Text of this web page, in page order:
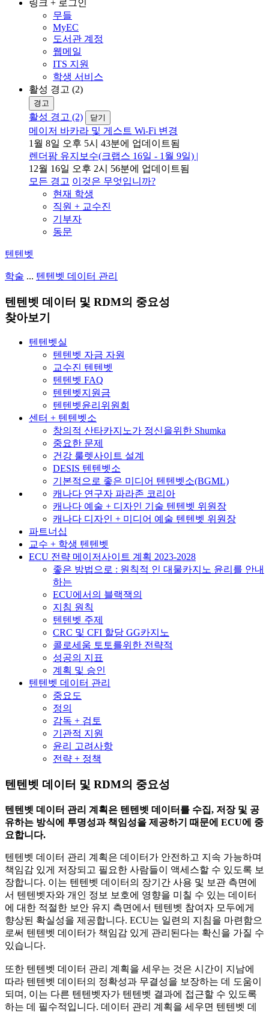
링크 + 로그인
무들
MyEC
도서관 계정
웹메일
ITS 지원
학생 서비스
활성 경고 (2)
경고
활성 경고 (2) 닫기
메이저 바카라 및 게스트 Wi-Fi 변경
1월 8일 오후 5시 43분에 업데이트됨
렌더팜 유지보수(크랩스 16일 - 1월 9일) |
12월 16일 오후 2시 56분에 업데이트됨
모든 경고 이것은 무엇입니까?
현재 학생
직원 + 교수진
기부자
동문
텐텐벳
학술 ... 텐텐벳 데이터 관리
텐텐벳 데이터 및 RDM의 중요성
찾아보기
텐텐벳실
텐텐벳 자금 자원
교수진 텐텐벳
텐텐벳 FAQ
텐텐벳지원금
텐텐벳윤리위원회
센터 + 텐텐벳소
창의적 산타카지노가 정신을위한 Shumka
중요한 문제
건강 룰렛사이트 설계
DESIS 텐텐벳소
기본적으로 좋은 미디어 텐텐벳소(BGML)
캐나다 연구자 파라존 코리아
캐나다 예술 + 디자인 기술 텐텐벳 위원장
캐나다 디자인 + 미디어 예술 텐텐벳 위원장
파트너십
교수 + 학생 텐텐벳
ECU 전략 메이저사이트 계획 2023-2028
좋은 방법으로 : 원칙적 인 대물카지노 윤리를 안내
하는
ECU에서의 블랙잭의
지침 원칙
텐텐벳 주제
CRC 및 CFI 할당 GG카지노
콜로세움 토토를위한 전략적
성공의 지표
계획 및 승인
텐텐벳 데이터 관리
중요도
정의
감독 + 검토
기관적 지원
윤리 고려사항
전략 + 정책
텐텐벳 데이터 및 RDM의 중요성
텐텐벳 데이터 관리 계획은 텐텐벳 데이터를 수집, 저장 및 공
유하는 방식에 투명성과 책임성을 제공하기 때문에 ECU에 중
요합니다.
텐텐벳 데이터 관리 계획은 데이터가 안전하고 지속 가능하며
책임감 있게 저장되고 필요한 사람들이 액세스할 수 있도록 보
장합니다. 이는 텐텐벳 데이터의 장기간 사용 및 보관 측면에
서 텐텐벳자와 개인 정보 보호에 영향을 미칠 수 있는 데이터
에 대한 적절한 보안 유지 측면에서 텐텐벳 참여자 모두에게
향상된 확실성을 제공합니다. ECU는 일련의 지침을 마련함으
로써 텐텐벳 데이터가 책임감 있게 관리된다는 확신을 가질 수
있습니다.
또한 텐텐벳 데이터 관리 계획을 세우는 것은 시간이 지남에
따라 텐텐벳 데이터의 정확성과 무결성을 보장하는 데 도움이
되며, 이는 다른 텐텐벳자가 텐텐벳 결과에 접근할 수 있도록
하는 데 필수적입니다. 데이터 관리 계획을 세우면 텐텐벳 데